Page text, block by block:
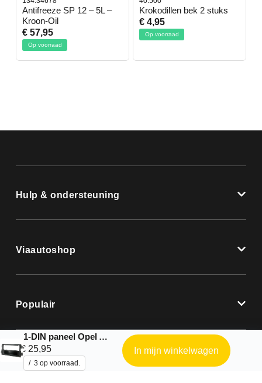
Antifreeze SP 12 – 5L –
Kroon-Oil
€ 57,95
Op voorraad
Krokodillen bek 2 stuks
€ 4,95
Op voorraad
Hulp & ondersteuning
Viaautoshop
Populair
1-DIN paneel Opel Agila 2008-2014/ Suzuki Splash 2008-2014
€ 25,95
3 op voorraad.
In mijn winkelwagen